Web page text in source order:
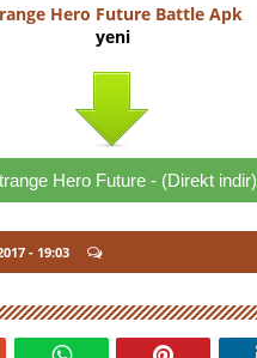
Hero Future Battle Apk
yeni
Hero Future - (Direkt indir)
- 19:03